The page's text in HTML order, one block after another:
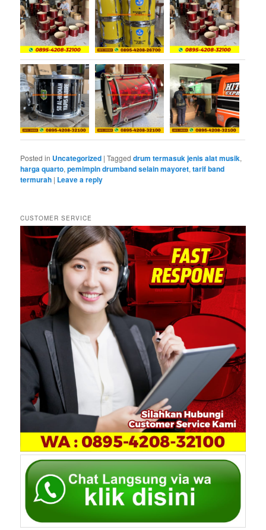
Posted in Uncategorized |Tagged drum termasuk jenis alat musik,
harga quarto,pemimpin drumband selain mayoret,tarif band
termurah | Leave a reply
CUSTOMER SERVICE